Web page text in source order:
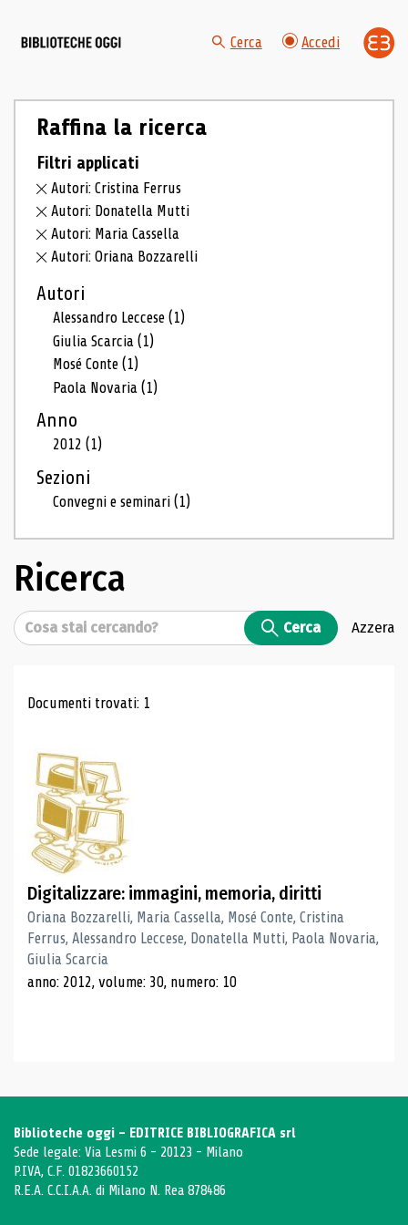
Cerca Accedi
Raffina la ricerca
Filtri applicati
Autori: Cristina Ferrus
Autori: Donatella Mutti
Autori: Maria Cassella
Autori: Oriana Bozzarelli
Autori
Alessandro Leccese(1)
Giulia Scarcia(1)
Mosé Conte(1)
Paola Novaria(1)
Anno
2012(1)
Sezioni
Convegni e seminari(1)
Ricerca
Cerca Cerca Azzera
Risultati di ricerca
Documenti trovati: 1
Digitalizzare: immagini, memoria, diritti
Oriana Bozzarelli, Maria Cassella, Mosé Conte, Cristina
Ferrus, Alessandro Leccese, Donatella Mutti, Paola Novaria,
Giulia Scarcia
anno: 2012, volume: 30, numero: 10
Biblioteche oggi - EDITRICE BIBLIOGRAFICA srl
Sede legale: Via Lesmi 6 - 20123 - Milano
P.IVA, C.F. 01823660152
R.E.A. C.C.I.A.A. di Milano N. Rea 878486